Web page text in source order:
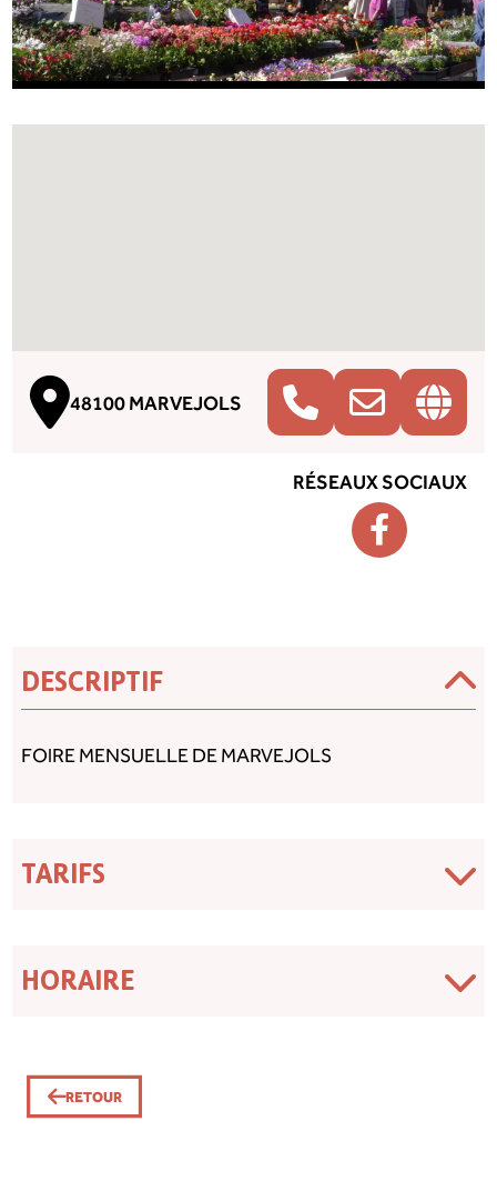
RÉSEAUX SOCIAUX
48100 MARVEJOLS
DESCRIPTIF
FOIRE MENSUELLE DE MARVEJOLS
TARIFS
HORAIRE
RETOUR